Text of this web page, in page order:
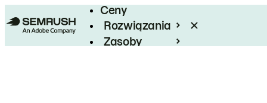
Ceny
Rozwiązania
Zasoby